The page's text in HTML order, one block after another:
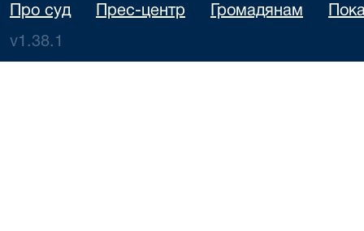
Про суд Прес-центр Громадянам
v1.38.1